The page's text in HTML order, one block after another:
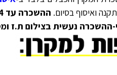
ואיסוף בסיום. ההשכרה עד 24 שעות!
ההשכרה נעשית בצילום ת.ז